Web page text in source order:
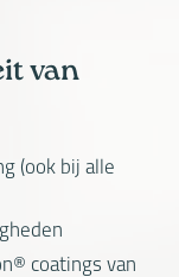
van
(ook bij alle
coatings van